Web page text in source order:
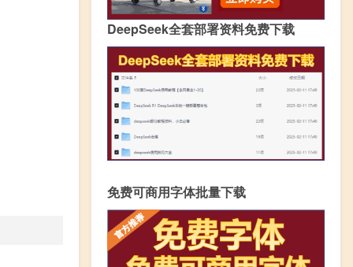
DeepSeek全套部署资料免费下载
免费可商用字体批量下载